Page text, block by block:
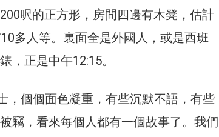
呎的正方形，房間四邊有木凳，估計
多人等。裏面全是外國人，或是西班
，正是中午12:15。
，個個面色凝重，有些沉默不語，有些
竊，看來每個人都有一個故事了。我們